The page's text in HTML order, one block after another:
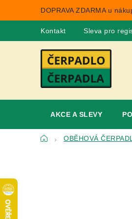
DOPRAVA ZDARMA u
Kontakt Sleva pro
AKCE A SLEVY
DomůOBĚHOVÁ